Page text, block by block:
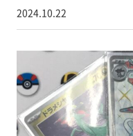
2024.10.22